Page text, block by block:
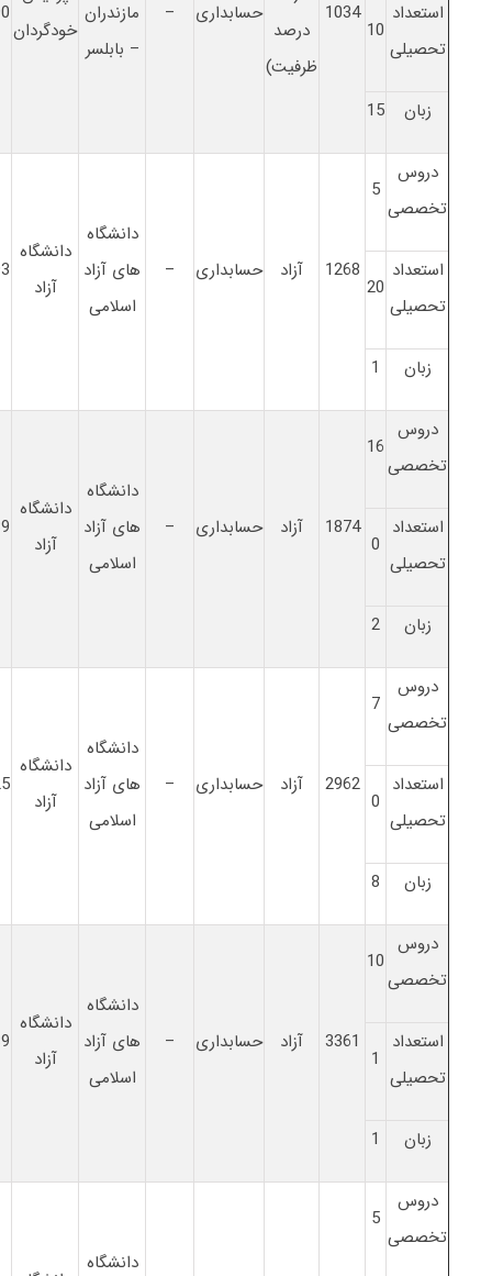
1034
درصد
ظرفیت)
حسابداری –
مازندران
– بابلسر
خودگردان
استعداد
تحصیلی
10
زبان 15
دروس
تخصصی
5
1268 آزاد حسابداری –
دانشگاه
های آزاد
اسلامی
دانشگاه
آزاد
استعداد
تحصیلی
20
زبان 1
دروس
تخصصی
16
1874 آزاد حسابداری –
دانشگاه
های آزاد
اسلامی
دانشگاه
آزاد
استعداد
تحصیلی
0
زبان 2
دروس
تخصصی
7
2962 آزاد حسابداری –
دانشگاه
های آزاد
اسلامی
دانشگاه
آزاد
استعداد
تحصیلی
0
زبان 8
دروس
تخصصی
10
3361 آزاد حسابداری –
دانشگاه
های آزاد
اسلامی
دانشگاه
آزاد
استعداد
تحصیلی
1
زبان 1
دروس
تخصصی
5
دانشگاه